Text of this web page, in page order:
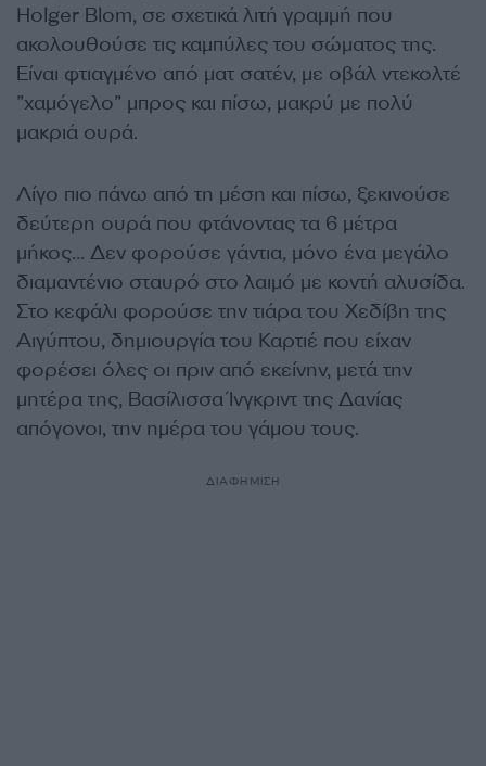
Holger Blom, σε σχετικά λιτή γραμμή που
ακολουθούσε τις καμπύλες του σώματος της.
Είναι φτιαγμένο από ματ σατέν, με οβάλ ντεκολτέ
”χαμόγελο” μπρος και πίσω, μακρύ με πολύ
μακριά ουρά.
Λίγο πιο πάνω από τη μέση και πίσω, ξεκινούσε
δεύτερη ουρά που φτάνοντας τα 6 μέτρα
μήκος… Δεν φορούσε γάντια, μόνο ένα μεγάλο
διαμαντένιο σταυρό στο λαιμό με κοντή αλυσίδα.
Στο κεφάλι φορούσε την τιάρα του Χεδίβη της
Αιγύπτου, δημιουργία του Καρτιέ που είχαν
φορέσει όλες οι πριν από εκείνην, μετά την
μητέρα της, Βασίλισσα Ίνγκριντ της Δανίας
απόγονοι, την ημέρα του γάμου τους.
ΔΙΑΦΗΜΙΣΗ